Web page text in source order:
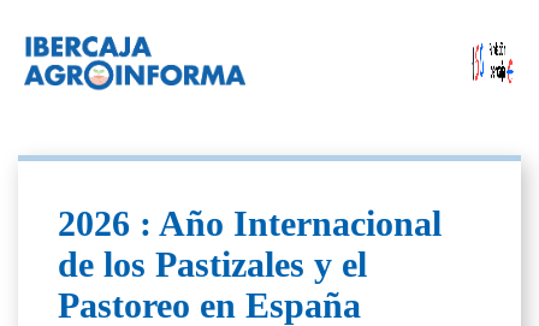
2026 : Año Internacional
de los Pastizales y el
Pastoreo en España